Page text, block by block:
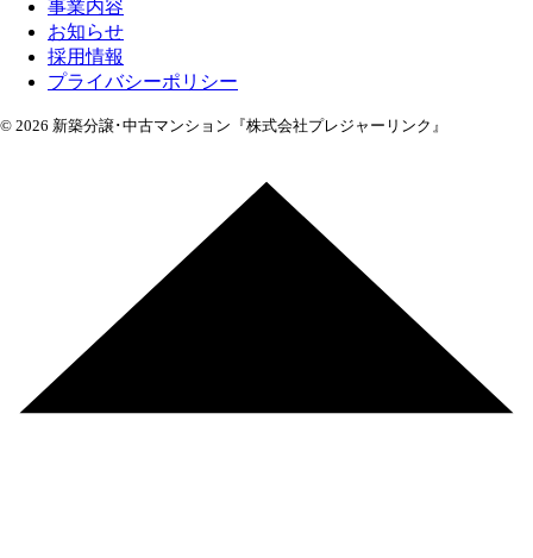
事業内容
お知らせ
採用情報
プライバシーポリシー
© 2026 新築分譲･中古マンション『株式会社プレジャーリンク』